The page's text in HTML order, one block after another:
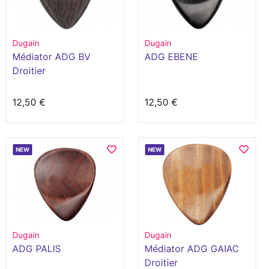
Dugain
Médiator ADG BV
Droitier
12,50 €
Dugain
ADG EBENE
12,50 €
NEW
Dugain
ADG PALIS
NEW
Dugain
Médiator ADG GAIAC
Droitier